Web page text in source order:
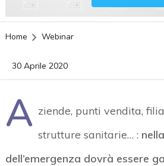
Home Webinar
30 Aprile 2020
A ziende, punti vendita,
strutture sanitarie… :
dell’emergenza dovrà essere